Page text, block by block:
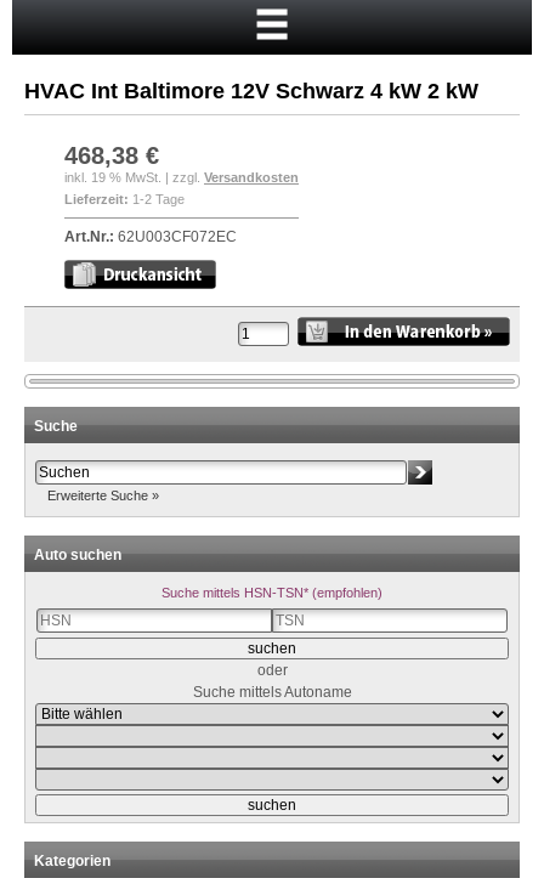
Neukunde?
Kasse
Anmelden
HVAC Int Baltimore 12V Schwarz 4 kW 2 kW
468,38 €
inkl. 19 % MwSt. | zzgl. Versandkosten
Lieferzeit: 1-2 Tage
Art.Nr.: 62U003CF072EC
Suche
Erweiterte Suche »
Auto suchen
Suche mittels HSN-TSN* (empfohlen)
oder
Suche mittels Autoname
Kategorien